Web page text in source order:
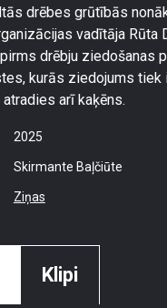
drēbes grūtībās
vadītāja Rūta
drēbju ziedošanas
kurās ziedojums
arī kaķēns.
2025
Skirmante Baļčiūte
Ziņas
Klipi